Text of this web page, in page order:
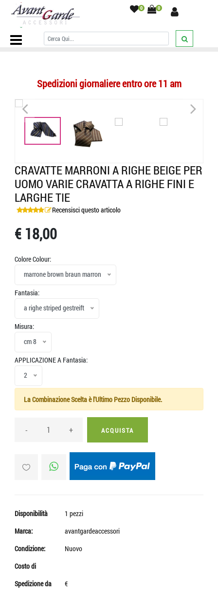
0 0
Home Page/CRAVATTE/A righe/CRAVATTE marroni a righe beige
per uomo VARIE Cravatta a righe fini e larghe Tie
Spedizioni giornaliere entro ore 11 am
< >
CRAVATTE MARRONI A RIGHE BEIGE PER
UOMO VARIE CRAVATTA A RIGHE FINI E
LARGHE TIE
Recensisci questo articolo
€ 18,00
Colore Colour:
marrone brown braun marron
Fantasia:
a righe striped gestreift
Misura:
cm 8
APPLICAZIONE A Fantasia:
2
La Combinazione Scelta è l'Ultimo Pezzo Disponibile.
- + ACQUISTA
Disponibilità
1 pezzi
Marca:
avantgardeaccessori
Condizione:
Nuovo
Costo di
Spedizione da
€